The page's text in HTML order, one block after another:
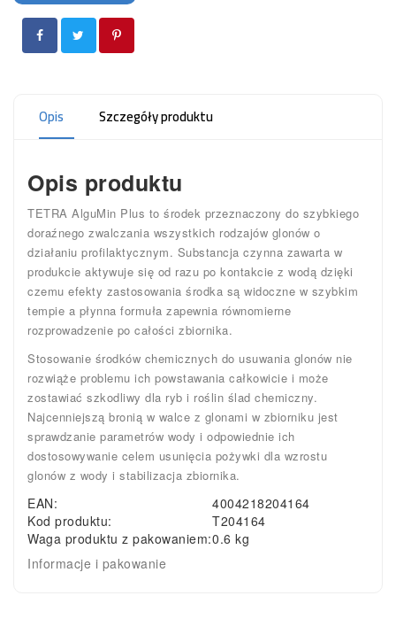
Opis Szczegóły produktu
Opis produktu
TETRA AlguMin Plus to środek przeznaczony do szybkiego
doraźnego zwalczania wszystkich rodzajów glonów o
działaniu profilaktycznym. Substancja czynna zawarta w
produkcie aktywuje się od razu po kontakcie z wodą dzięki
czemu efekty zastosowania środka są widoczne w szybkim
tempie a płynna formuła zapewnia równomierne
rozprowadzenie po całości zbiornika.
Stosowanie środków chemicznych do usuwania glonów nie
rozwiąże problemu ich powstawania całkowicie i może
zostawiać szkodliwy dla ryb i roślin ślad chemiczny.
Najcenniejszą bronią w walce z glonami w zbiorniku jest
sprawdzanie parametrów wody i odpowiednie ich
dostosowywanie celem usunięcia pożywki dla wzrostu
glonów z wody i stabilizacja zbiornika.
Informacje i pakowanie
EAN:
4004218204164
Kod produktu:
T204164
Waga produktu z pakowaniem:0.6 kg